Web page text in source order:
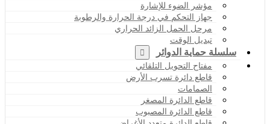
مؤشر الضوء للإشارة
جهاز التحكم في درجة الحرارة والرطوبة
مرحل الحمل الزائد الحراري
تبديل الوقت
سلسلة حماية الدوائر
مفتاح التحويل التلقائي
قاطع دائرة تسرب الأرض
الصمامات
قاطع الدائرة المصغر
قاطع الدائرة المصبوب